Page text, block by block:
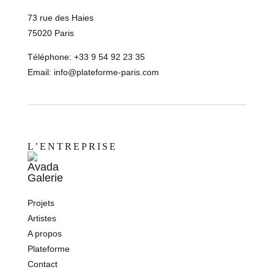
73 rue des Haies
75020 Paris
Téléphone: +33 9 54 92 23 35
Email: info@plateforme-paris.com
L’ENTREPRISE
Projets
Artistes
A propos
Plateforme
Contact